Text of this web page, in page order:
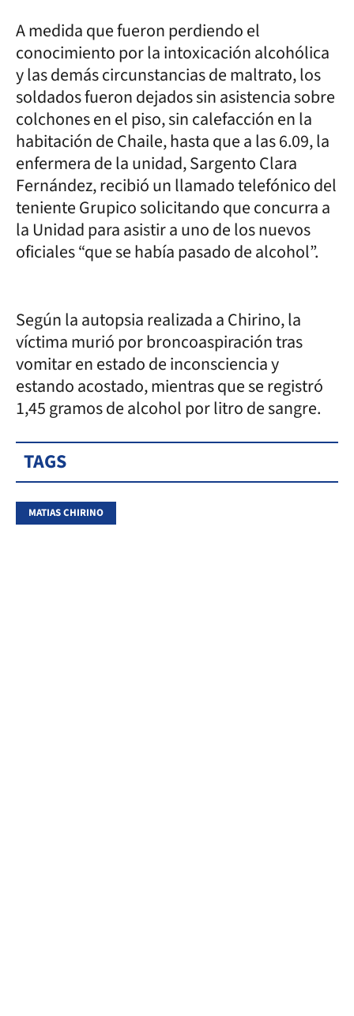
A medida que fueron perdiendo el
conocimiento por la intoxicación alcohólica
y las demás circunstancias de maltrato, los
soldados fueron dejados sin asistencia sobre
colchones en el piso, sin calefacción en la
habitación de Chaile, hasta que a las 6.09, la
enfermera de la unidad, Sargento Clara
Fernández, recibió un llamado telefónico del
teniente Grupico solicitando que concurra a
la Unidad para asistir a uno de los nuevos
oficiales “que se había pasado de alcohol”.
Según la autopsia realizada a Chirino, la
víctima murió por broncoaspiración tras
vomitar en estado de inconsciencia y
estando acostado, mientras que se registró
1,45 gramos de alcohol por litro de sangre.
TAGS
MATIAS CHIRINO